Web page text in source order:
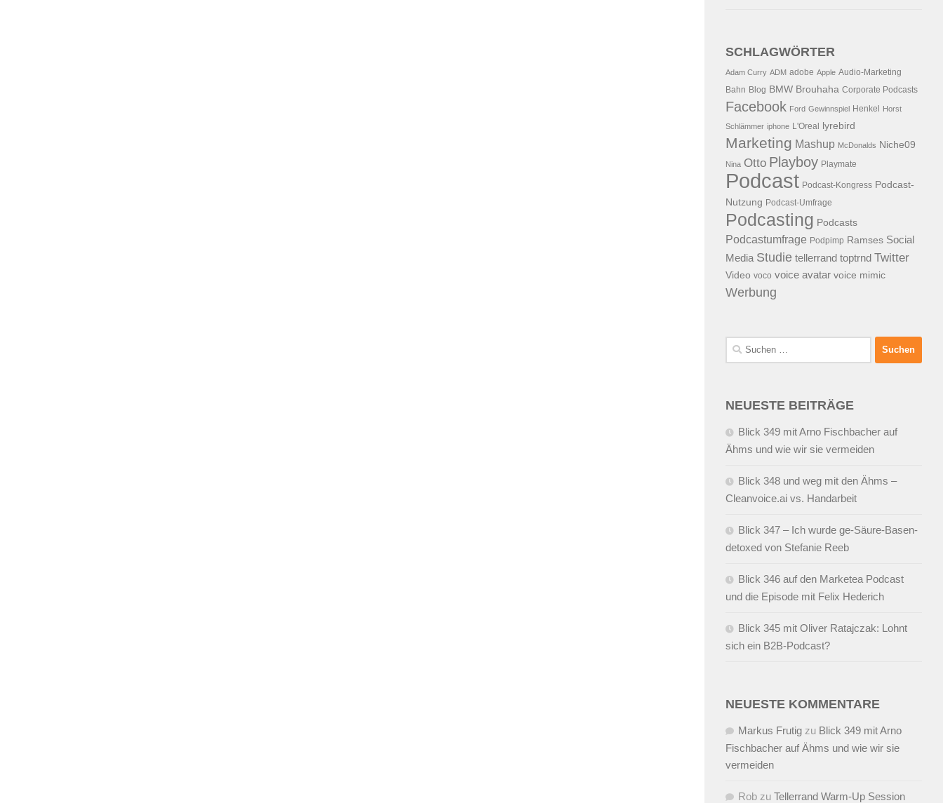
SCHLAGWÖRTER
Adam Curry ADM adobe Apple Audio-Marketing
Bahn Blog BMW Brouhaha Corporate Podcasts
Facebook Ford Gewinnspiel Henkel Horst
Schlämmer iphone L'Oreal lyrebird
Marketing Mashup McDonalds Niche09
Nina Otto Playboy Playmate
Podcast Podcast-Kongress Podcast-
Nutzung Podcast-Umfrage
Podcasting Podcasts
Podcastumfrage Podpimp Ramses Social
Media Studie tellerrand toptrnd Twitter
Video voco voice avatar voice mimic
Werbung
Suchen
nach:
NEUESTE BEITRÄGE
Blick 349 mit Arno Fischbacher auf
Ähms und wie wir sie vermeiden
Blick 348 und weg mit den Ähms –
Cleanvoice.ai vs. Handarbeit
Blick 347 – Ich wurde ge-Säure-Basen-
detoxed von Stefanie Reeb
Blick 346 auf den Marketea Podcast
und die Episode mit Felix Hederich
Blick 345 mit Oliver Ratajczak: Lohnt
sich ein B2B-Podcast?
NEUESTE KOMMENTARE
Markus Frutig zu Blick 349 mit Arno
Fischbacher auf Ähms und wie wir sie
vermeiden
Rob zu Tellerrand Warm-Up Session